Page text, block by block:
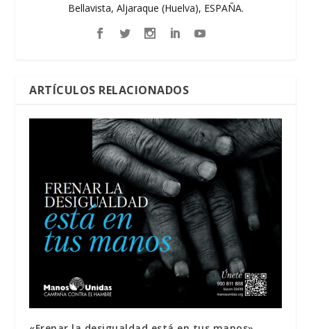
Bellavista, Aljaraque (Huelva), ESPAÑA.
ARTÍCULOS RELACIONADOS